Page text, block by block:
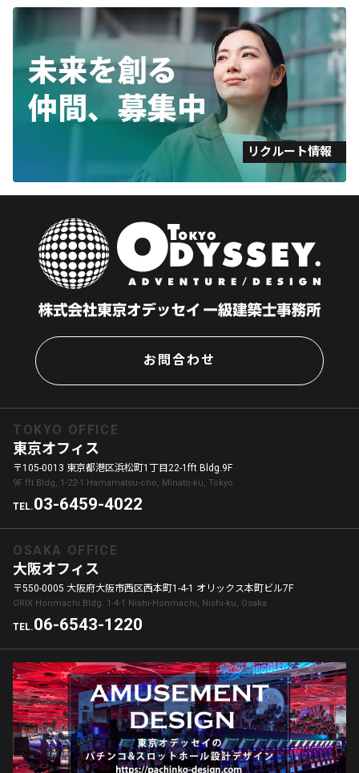
リクルート情報
お問合わせ
TOKYO OFFICE
東京オフィス
〒105-0013 東京都港区浜松町1丁目22-1fft Bldg.9F
9F fft Bldg, 1-22-1 Hamamatsu-cho, Minato-ku, Tokyo
TEL.03-6459-4022
OSAKA OFFICE
大阪オフィス
〒550-0005 大阪府大阪市西区西本町1-4-1 オリックス本町ビル7F
ORIX Honmachi Bldg. 1-4-1 Nishi-Honmachi, Nishi-ku, Osaka
TEL.06-6543-1220